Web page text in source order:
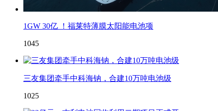
1GW 30亿 ！福莱特薄膜太阳能电池项
1045
三友集团牵手中科海钠，合建10万吨电池级
1025